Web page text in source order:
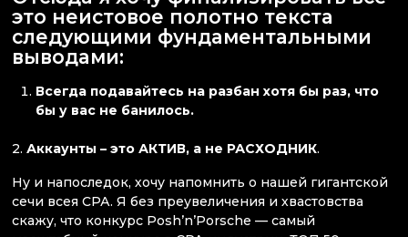
это неистовое полотно текста
следующими фундаментальными
выводами:
Всегда подавайтесь на разбан хотя бы раз, что
бы у вас не банилось.
2. Аккаунты – это АКТИВ, а не РАСХОДНИК.
Ну и напоследок, хочу напомнить о нашей гигантской
сечи всея СРА. Я без преувеличения и хвастовства
скажу, что конкурс Posh’n’Porsche — самый